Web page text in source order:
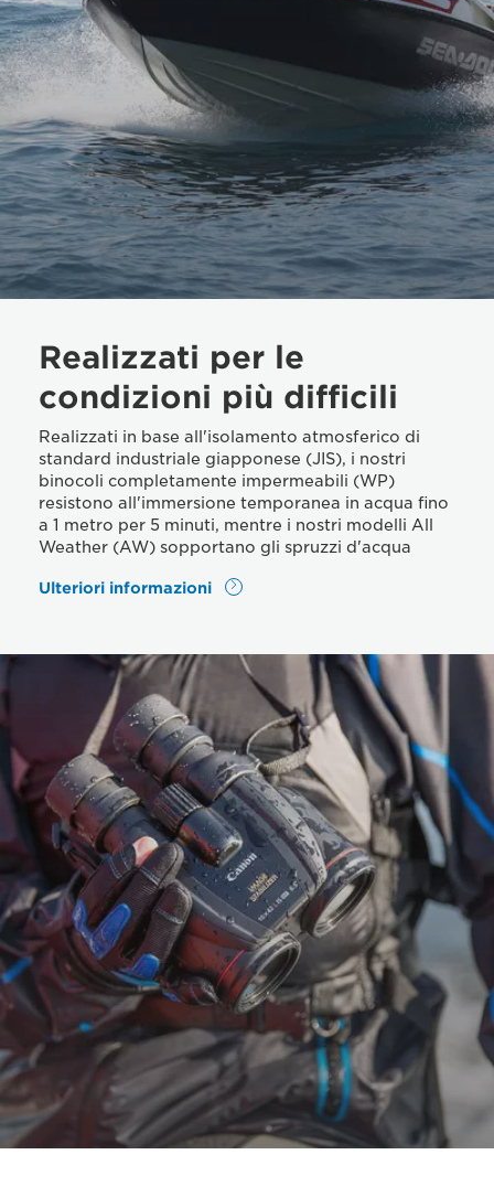
Realizzati per le
condizioni più difficili
Realizzati in base all'isolamento atmosferico di
standard industriale giapponese (JIS), i nostri
binocoli completamente impermeabili (WP)
resistono all'immersione temporanea in acqua fino
a 1 metro per 5 minuti, mentre i nostri modelli All
Weather (AW) sopportano gli spruzzi d'acqua
Ulteriori informazioni